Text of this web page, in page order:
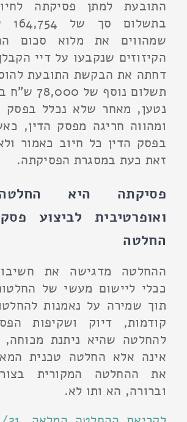
התובעת למתן פסיקתה
שמהווים את מלוא סכום
הקיזוזים שנקבעו על דיי
דחתה את הבקשת התובעת
תשלום נוסף של
נטען, מאחר שלא נכלל בפסק
ומהווה חריגה מפסק הדין,
בפסק הדין כל חיוב כאמור
זאת כעת במסגרת הפסיקתה.
פסיקתה היא
ואופרטיבית לביצוע
החלטה
ההחלטה מדגישה את
ככלי ליישום מעשי של
תוך שמירה על נאמנות
קודמות, דיוק ושקיפות
להחלטה שהיא ניתנת מכוחה,
אינה אלא החלטה טכנית
את ההחלטה המקורית
וברורה, הא ותו לא.